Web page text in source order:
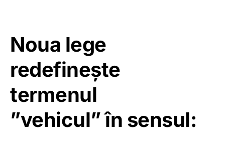
Noua lege
redefinește
termenul
”vehicul” în sensul: